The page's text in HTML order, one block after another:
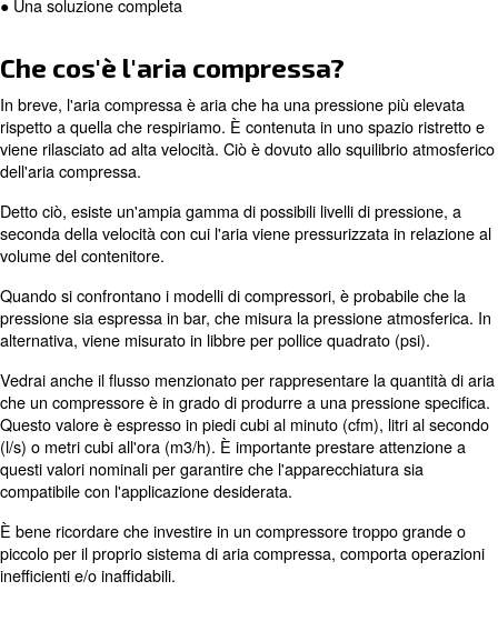
● Che cos'è l'aria compressa?
● Come funziona la compressione dell'aria?
● Diversi tipi di compressori d'aria
● Applicazioni con aria compressa
● Una soluzione completa
Che cos'è l'aria compressa?
In breve, l'aria compressa è aria che ha una pressione
rispetto a quella che respiriamo. È contenuta in uno
viene rilasciato ad alta velocità. Ciò è dovuto allo
dell'aria compressa.
Detto ciò, esiste un'ampia gamma di possibili livelli di
seconda della velocità con cui l'aria viene pressurizzata
volume del contenitore.